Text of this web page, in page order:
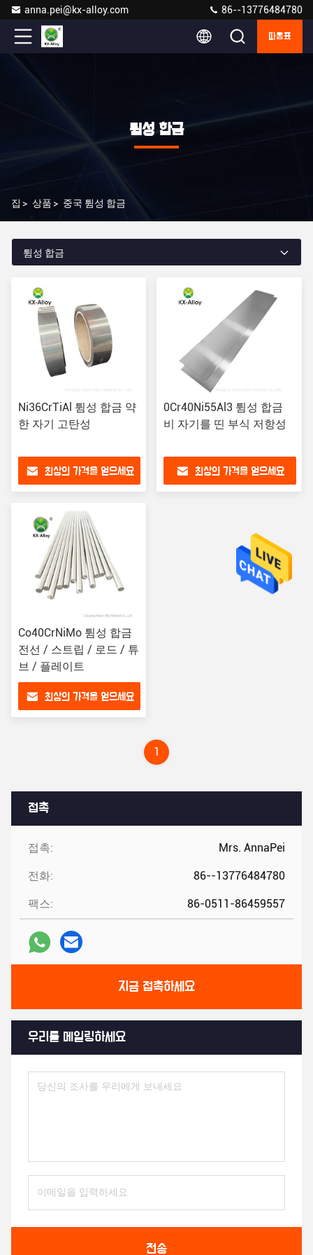
anna.pei@kx-alloy.com 86--13776484780
따옴표
튐성 합금
집 > 상품 > 중국 튐성 합금
접촉
접촉: Mrs. AnnaPei
전화: 86--13776484780
팩스: 86-0511-86459557
지금 접촉하세요
우리를 메일링하세요
전송
튐성 합금
Ni36CrTiAl 튐성 합금 약
한 자기 고탄성
최상의 가격을 얻으세요
0Cr40Ni55Al3 튐성 합금
비 자기를 띤 부식 저항성
최상의 가격을 얻으세요
Co40CrNiMo 튐성 합금
전선 / 스트립 / 로드 / 튜
브 / 플레이트
최상의 가격을 얻으세요
1